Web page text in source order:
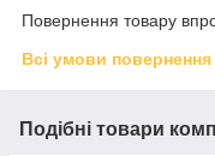
Повернення товару
Всі умови повернення
Подібні товари